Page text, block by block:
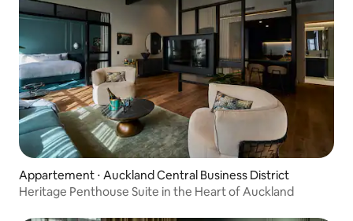
Appartement ⋅ Auckland Central Business District
Heritage Penthouse Suite in the Heart of Auckland